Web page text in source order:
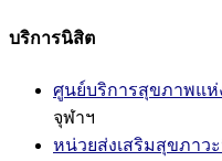
บริการนิสิต
ศูนย์บริการสุขภาพแห่
จุฬาฯ
หน่วยส่งเสริมสุขภาว